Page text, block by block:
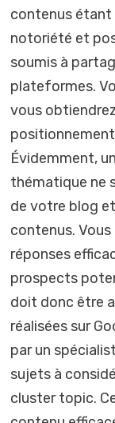
contenus étant
notoriété et
soumis à
plateformes.
vous
Évidemment,
thématique ne
de votre blog
contenus.
réponses
prospects
doit donc être
réalisées sur
par un
sujets à
cluster topic.